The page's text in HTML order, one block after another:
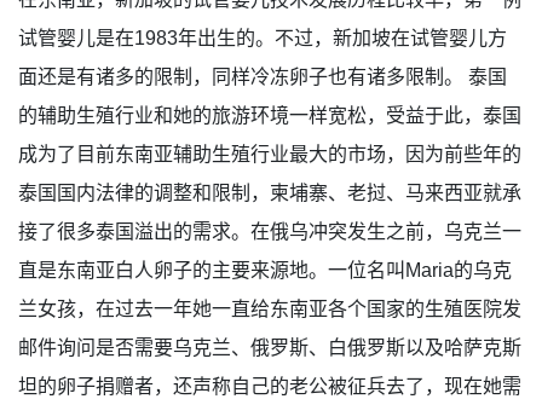
试管婴儿是在1983年出生的。不过，新加坡在试管婴儿方
面还是有诸多的限制，同样冷冻卵子也有诸多限制。 泰国
的辅助生殖行业和她的旅游环境一样宽松，受益于此，泰国
成为了目前东南亚辅助生殖行业最大的市场，因为前些年的
泰国国内法律的调整和限制，柬埔寨、老挝、马来西亚就承
接了很多泰国溢出的需求。在俄乌冲突发生之前，乌克兰一
直是东南亚白人卵子的主要来源地。一位名叫Maria的乌克
兰女孩，在过去一年她一直给东南亚各个国家的生殖医院发
邮件询问是否需要乌克兰、俄罗斯、白俄罗斯以及哈萨克斯
坦的卵子捐赠者，还声称自己的老公被征兵去了，现在她需